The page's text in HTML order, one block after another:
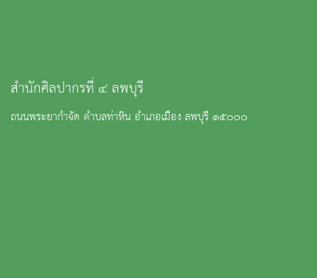
สำนักศิลปากรที่ ๔ ลพบุรี
ถนนพระยากำจัด ตำบลท่าหิน อำเภอเมือง ลพบุรี ๑๕๐๐๐